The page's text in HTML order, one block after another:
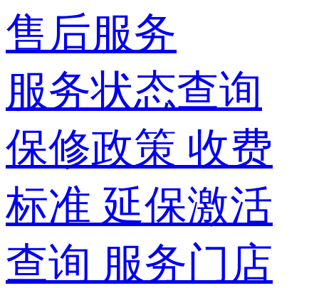
售后服务
服务状态查询
保修政策 收费
标准 延保激活
查询 服务门店